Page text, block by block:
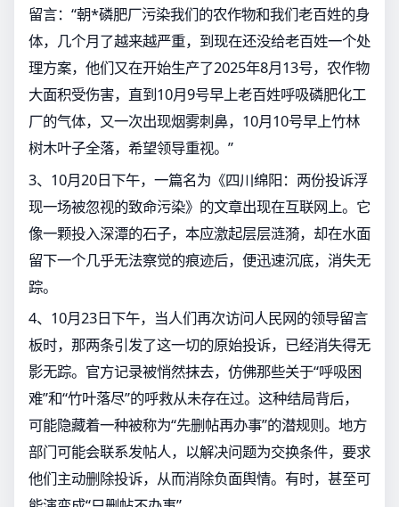
留言：“朝*磷肥厂污染我们的农作物和我们老百姓的身
体，几个月了越来越严重，到现在还没给老百姓一个处
理方案，他们又在开始生产了2025年8月13号，农作物
大面积受伤害，直到10月9号早上老百姓呼吸磷肥化工
厂的气体，又一次出现烟雾刺鼻，10月10号早上竹林
树木叶子全落，希望领导重视。”
3、10月20日下午，一篇名为《四川绵阳：两份投诉浮
现一场被忽视的致命污染》的文章出现在互联网上。它
像一颗投入深潭的石子，本应激起层层涟漪，却在水面
留下一个几乎无法察觉的痕迹后，便迅速沉底，消失无
踪。
4、10月23日下午，当人们再次访问人民网的领导留言
板时，那两条引发了这一切的原始投诉，已经消失得无
影无踪。官方记录被悄然抹去，仿佛那些关于“呼吸困
难”和“竹叶落尽”的呼救从未存在过。这种结局背后，
可能隐藏着一种被称为“先删帖再办事”的潜规则。地方
部门可能会联系发帖人，以解决问题为交换条件，要求
他们主动删除投诉，从而消除负面舆情。有时，甚至可